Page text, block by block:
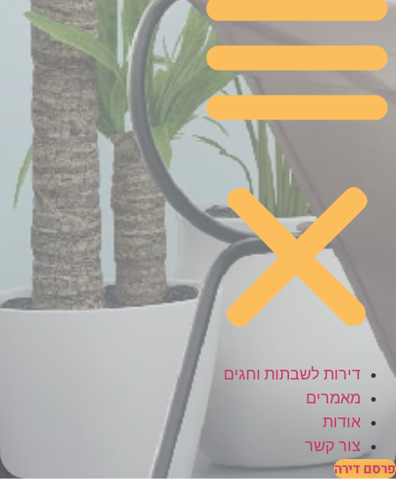
דירות לשבתות וחגים
מאמרים
אודות
צור קשר
פרסם דירה